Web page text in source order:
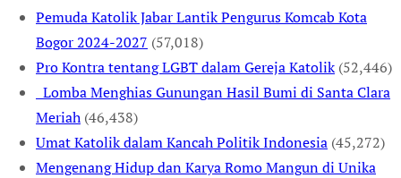
Pemuda Katolik Jabar Lantik Pengurus Komcab Kota
Bogor 2024-2027 (57,018)
Pro Kontra tentang LGBT dalam Gereja Katolik (52,446)
Lomba Menghias Gunungan Hasil Bumi di Santa Clara
Meriah (46,438)
Umat Katolik dalam Kancah Politik Indonesia (45,272)
Mengenang Hidup dan Karya Romo Mangun di Unika